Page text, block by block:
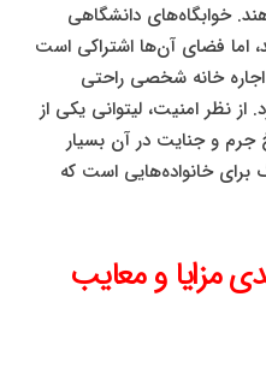
خوابگاه‌های دانشگاهی
اما فضای آن‌ها اشتراکی است
خانه شخصی راحتی
از نظر امنیت، لیتوانی یکی از
جرم و جنایت در آن بسیار
خانواده‌هایی است که
مزایا و معایب